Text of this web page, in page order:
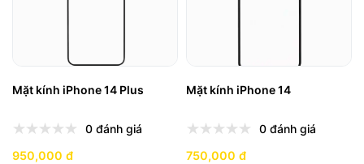
Mặt kính iPhone 14 Plus
0 đánh giá
950,000 đ
Mặt kính iPhone 14
0 đánh giá
750,000 đ